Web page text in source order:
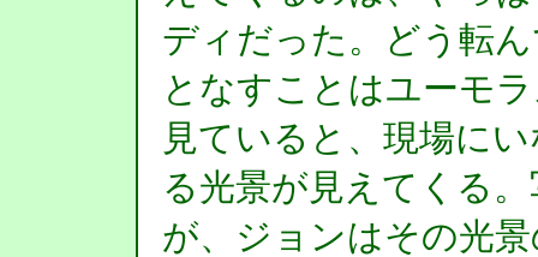
ディだった。どう転
となすことはユーモ
見ていると、現場に
る光景が見えてくる
が、ジョンはその光